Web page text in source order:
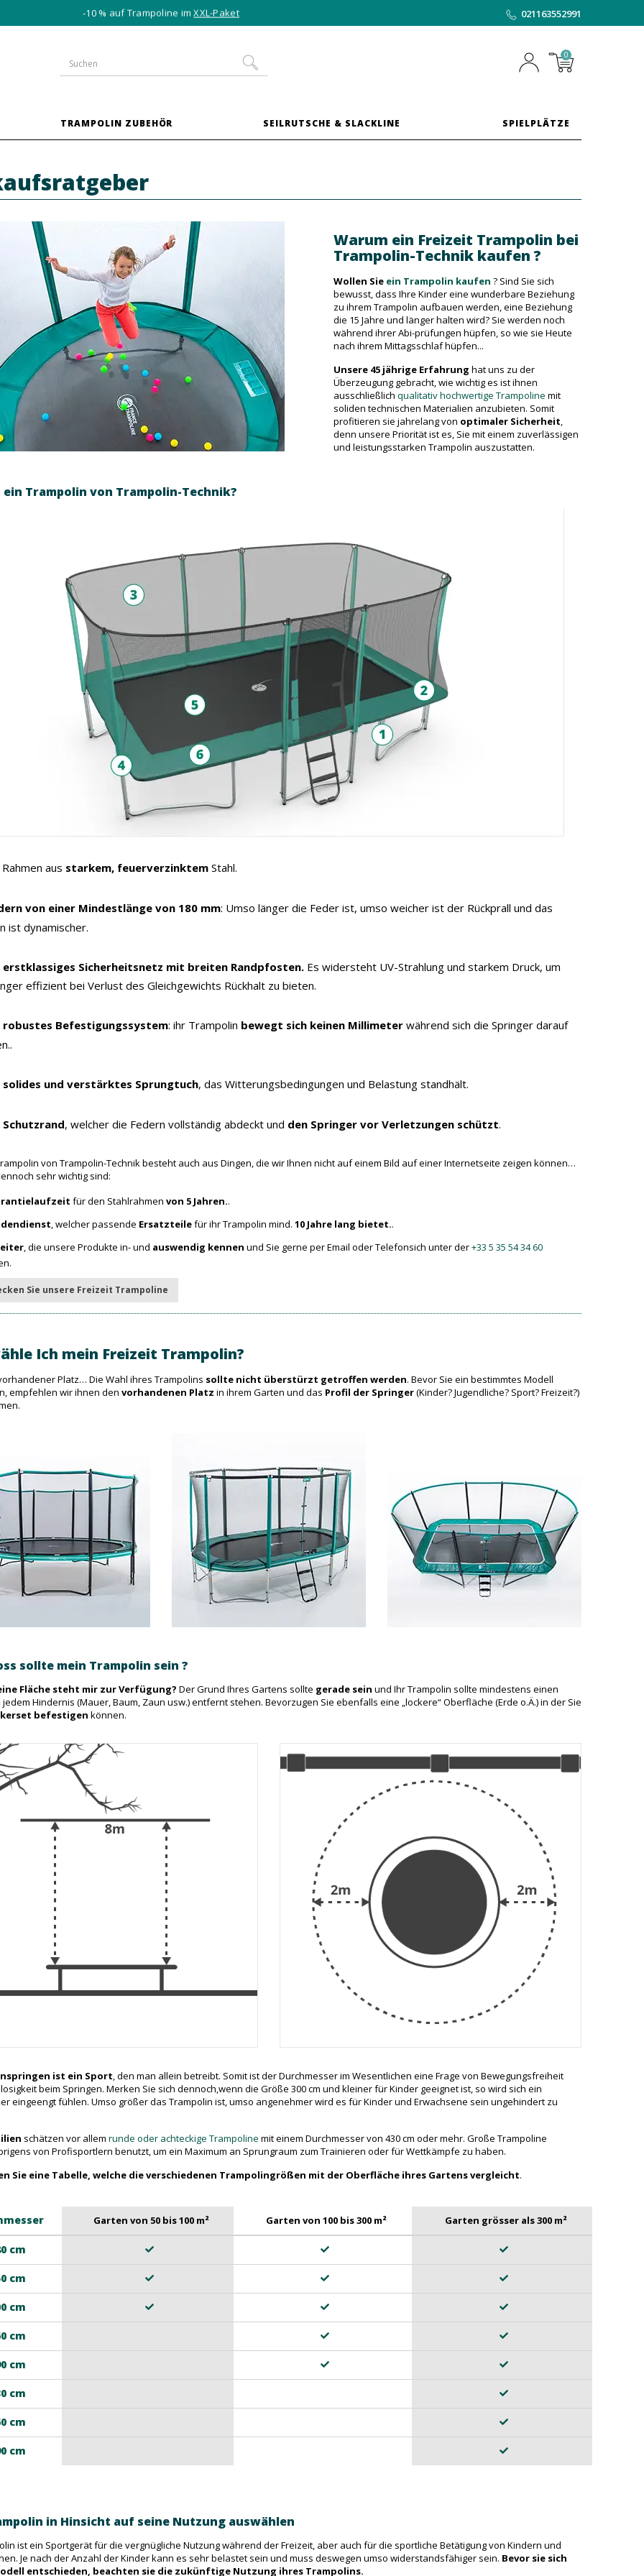
-10 % auf Trampoline imXXL-Paket 021163552991
0
TRAMPOLIN ZUBEHÖR SEILRUTSCHE & SLACKLINE SPIELPLÄTZE
Warum ein Freizeit Trampolin bei
Trampolin-Technik kaufen ?
Wollen Sie ein Trampolin kaufen ? Sind Sie sich
bewusst, dass Ihre Kinder eine wunderbare Beziehung
zu ihrem Trampolin aufbauen werden, eine Beziehung
die 15 Jahre und länger halten wird? Sie werden noch
während ihrer Abi-prüfungen hüpfen, so wie sie Heute
nach ihrem Mittagsschlaf hüpfen...
Unsere 45 jährige Erfahrung hat uns zu der
Überzeugung gebracht, wie wichtig es ist ihnen
ausschließlich qualitativ hochwertige Trampoline mit
soliden technischen Materialien anzubieten. Somit
profitieren sie jahrelang von optimaler Sicherheit,
denn unsere Priorität ist es, Sie mit einem zuverlässigen
und leistungsstarken Trampolin auszustatten.
ein Trampolin von Trampolin-Technik?
Rahmen aus starkem, feuerverzinktem Stahl.
von einer Mindestlänge von 180 mm: Umso länger die Feder ist, umso weicher ist der Rückprall und das
ist dynamischer.
erstklassiges Sicherheitsnetz mit breiten Randpfosten. Es widersteht UV-Strahlung und starkem Druck, um
effizient bei Verlust des Gleichgewichts Rückhalt zu bieten.
robustes Befestigungssystem: ihr Trampolin bewegt sich keinen Millimeter während sich die Springer darauf
solides und verstärktes Sprungtuch, das Witterungsbedingungen und Belastung standhält.
Schutzrand, welcher die Federn vollständig abdeckt und den Springer vor Verletzungen schützt.
von Trampolin-Technik besteht auch aus Dingen, die wir Ihnen nicht auf einem Bild auf einer Internetseite zeigen können…
sehr wichtig sind:
für den Stahlrahmen von 5 Jahren..
, welcher passende Ersatzteilefür ihr Trampolin mind. 10 Jahre lang bietet..
, die unsere Produkte in- und auswendig kennen und Sie gerne per Email oder Telefonsich unter der+33 5 35 54 34 60
Sie unsere Freizeit Trampoline
Ich mein Freizeit Trampolin?
Platz… Die Wahl ihres Trampolins sollte nicht überstürzt getroffen werden. Bevor Sie ein bestimmtes Modell
empfehlen wir ihnen den vorhandenen Platz in ihrem Garten und das Profil der Springer(Kinder? Jugendliche? Sport? Freizeit?)
sollte mein Trampolin sein ?
Fläche steht mir zur Verfügung? Der Grund Ihres Gartens sollte gerade sein und Ihr Trampolin sollte mindestens einen
Hindernis (Mauer, Baum, Zaun usw.) entfernt stehen. Bevorzugen Sie ebenfalls eine „lockere“ Oberfläche (Erde o.Ä.) in der Sie
befestigen können.
ist ein Sport, den man allein betreibt. Somit ist der Durchmesser im Wesentlichen eine Frage von Bewegungsfreiheit
beim Springen. Merken Sie sich dennoch,wenn die Größe 300 cm und kleiner für Kinder geeignet ist, so wird sich ein
eingeengt fühlen. Umso größer das Trampolin ist, umso angenehmer wird es für Kinder und Erwachsene sein ungehindert zu
schätzen vor allem runde oder achteckige Trampoline mit einem Durchmesser von 430 cm oder mehr. Große Trampoline
von Profisportlern benutzt, um ein Maximum an Sprungraum zum Trainieren oder für Wettkämpfe zu haben.
Sie eine Tabelle, welche die verschiedenen Trampolingrößen mit der Oberfläche ihres Gartens vergleicht.
Garten von 50 bis 100 m² Garten von 100 bis 300 m² Garten grösser als 300 m²
cm
cm
cm
cm
cm
cm
cm
cm
in Hinsicht auf seine Nutzung auswählen
ist ein Sportgerät für die vergnügliche Nutzung während der Freizeit, aber auch für die sportliche Betätigung von Kindern und
Je nach der Anzahl der Kinder kann es sehr belastet sein und muss deswegen umso widerstandsfähiger sein. Bevor sie sich
entschieden, beachten sie die zukünftige Nutzung ihres Trampolins.